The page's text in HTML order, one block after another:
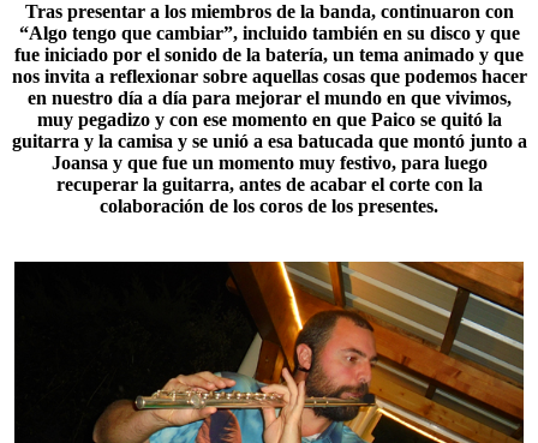
Tras presentar a los miembros de la banda, continuaron con
“Algo tengo que cambiar”, incluido también en su disco y que
fue iniciado por el sonido de la batería, un tema animado y que
nos invita a reflexionar sobre aquellas cosas que podemos hacer
en nuestro día a día para mejorar el mundo en que vivimos,
muy pegadizo y con ese momento en que Paico se quitó la
guitarra y la camisa y se unió a esa batucada que montó junto a
Joansa y que fue un momento muy festivo, para luego
recuperar la guitarra, antes de acabar el corte con la
colaboración de los coros de los presentes.